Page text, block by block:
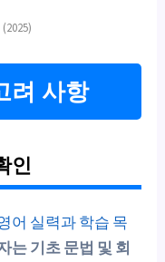
려 사항
인
어 실력과 학습 목
는 기초 문법 및 회